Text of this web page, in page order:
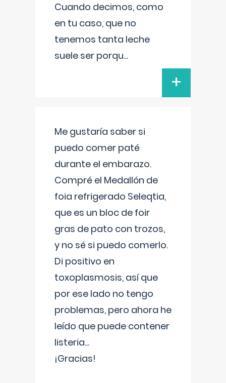
Cuando decimos, como
en tu caso, que no
tenemos tanta leche
suele ser porqu...
+
Me gustaría saber si
puedo comer paté
durante el embarazo.
Compré el Medallón de
foia refrigerado Seleqtia,
que es un bloc de foir
gras de pato con trozos,
y no sé si puedo comerlo.
Di positivo en
toxoplasmosis, así que
por ese lado no tengo
problemas, pero ahora he
leído que puede contener
listeria...
¡Gracias!